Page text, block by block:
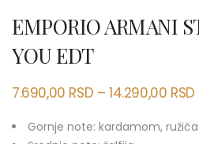
EMPORIO ARMANI
YOU EDT
7.690,00 RSD –14.290,00 RSD
Gornje note: kardamom,